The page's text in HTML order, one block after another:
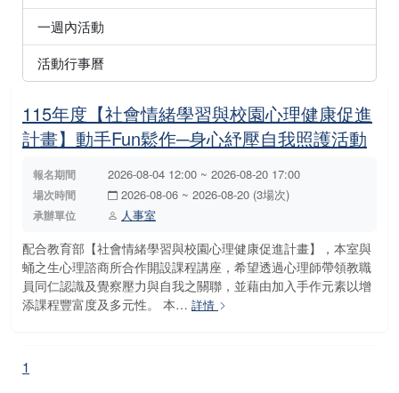
一週內活動
活動行事曆
115年度【社會情緒學習與校園心理健康促進
計畫】動手Fun鬆作─身心紓壓自我照護活動
報名期間 2026-08-04 12:00 ~ 2026-08-20 17:00
場次時間 2026-08-06 ~ 2026-08-20 (3場次)
承辦單位 人事室
配合教育部【社會情緒學習與校園心理健康促進計畫】，本室與
蛹之生心理諮商所合作開設課程講座，希望透過心理師帶領教職
員同仁認識及覺察壓力與自我之關聯，並藉由加入手作元素以增
添課程豐富度及多元性。 本… 詳情
1